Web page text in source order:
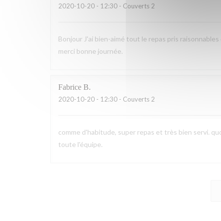
2020-10-20 - 12:30 - Couverts 2
Bonjour J'ai bien-aimé tout le repas pris
merci bonne journée.
Fabrice B
2020-10-20 - 12:30 - Couverts 2
comme d'habitude, super repas et très bien servi.
toute l'équipe.